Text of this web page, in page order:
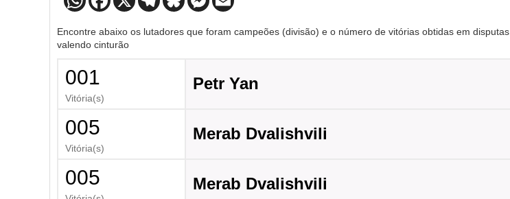
Encontre abaixo os lutadores que foram campeões (divisão) e o número de vitórias obtidas em disputas
valendo cinturão
001
Vitória(s)
Petr Yan
005
Vitória(s)
Merab Dvalishvili
005 Merab Dvalishvili